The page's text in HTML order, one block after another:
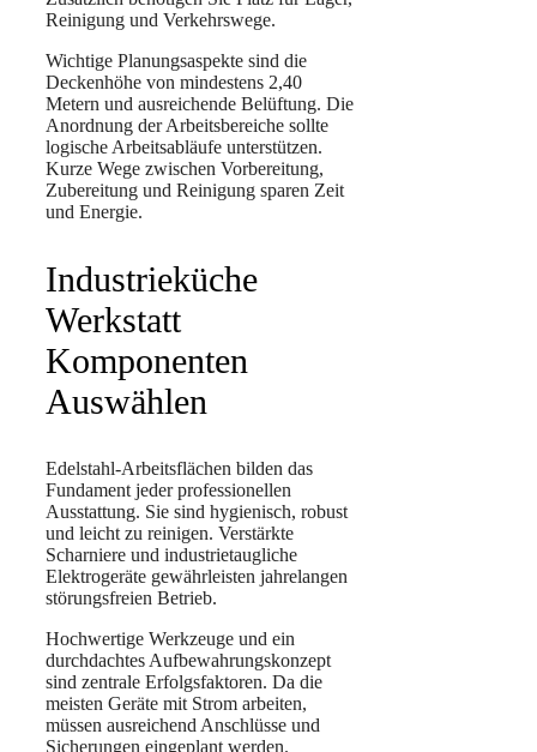
Reinigung und Verkehrswege.
Wichtige Planungsaspekte sind die
Deckenhöhe von mindestens 2,40
Metern und ausreichende Belüftung. Die
Anordnung der Arbeitsbereiche sollte
logische Arbeitsabläufe unterstützen.
Kurze Wege zwischen Vorbereitung,
Zubereitung und Reinigung sparen Zeit
und Energie.
Industrieküche
Werkstatt
Komponenten
Auswählen
Edelstahl-Arbeitsflächen bilden das
Fundament jeder professionellen
Ausstattung. Sie sind hygienisch, robust
und leicht zu reinigen. Verstärkte
Scharniere und industrietaugliche
Elektrogeräte gewährleisten jahrelangen
störungsfreien Betrieb.
Hochwertige Werkzeuge und ein
durchdachtes Aufbewahrungskonzept
sind zentrale Erfolgsfaktoren. Da die
meisten Geräte mit Strom arbeiten,
müssen ausreichend Anschlüsse und
Sicherungen eingeplant werden.